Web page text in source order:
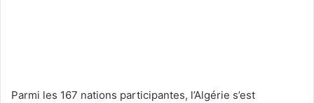
Parmi les 167 nations participantes, l’Algérie s’est